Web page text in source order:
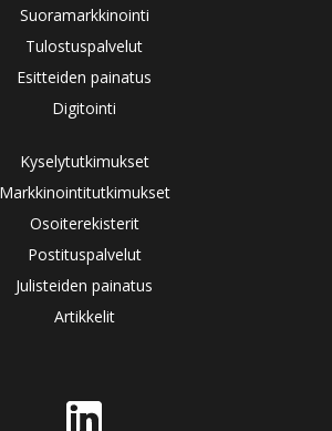
Suoramarkkinointi
Tulostuspalvelut
Esitteiden painatus
Digitointi
Kyselytutkimukset
Markkinointitutkimukset
Osoiterekisterit
Postituspalvelut
Julisteiden painatus
Artikkelit